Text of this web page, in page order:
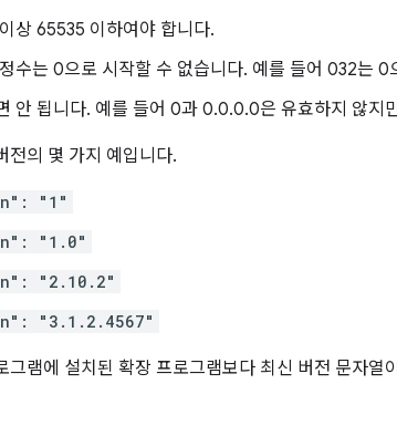
상 65535 이하여야 합니다.
수는 0으로 시작할 수 없습니다. 예를 들어 032는 0
안 됩니다. 예를 들어 0과 0.0.0.0은 유효하지 않지
전의 몇 가지 예입니다.
"1"
"1.0"
"2.10.2"
"3.1.2.4567"
그램에 설치된 확장 프로그램보다 최신 버전 문자열